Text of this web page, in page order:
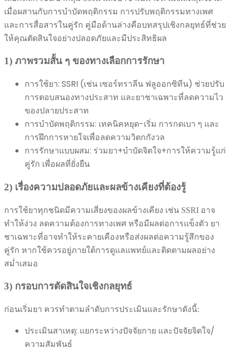
เมื่อผสานกับการบำบัดพฤติกรรม การปรับพฤติกรรมทางเพศ
และการสื่อสารในคู่รัก คู่มือด้านล่างคือบทสรุปเชิงกลยุทธ์ที่ช่วย
ให้คุณตัดสินใจอย่างปลอดภัยและมีประสิทธิผล
1) ภาพรวมสั้น ๆ ของทางเลือกการรักษา
การใช้ยา: SSRI (เช่น เซอร์ทราลีน ฟลูออกซิทีน) ช่วยปรับ
การตอบสนองทางประสาท และยาชาเฉพาะที่ลดความไว
ของปลายประสาท
การบำบัดพฤติกรรม: เทคนิคหยุด-เริ่ม การกดเบา ๆ และ
การฝึกการหายใจเพื่อลดความวิตกกังวล
การรักษาแบบผสม: ร่วมยา+บำบัดจิตใจ+การให้ความรู้แก่
คู่รัก เพื่อผลที่ยั่งยืน
2) เรื่องความปลอดภัยและผลข้างเคียงที่ต้องรู้
การใช้ยาทุกชนิดมีความเสี่ยงของผลข้างเคียง เช่น SSRI อาจ
ทำให้ง่วง ลดความต้องการทางเพศ หรือมีผลต่อการแข็งตัว ยา
ชาเฉพาะที่อาจทำให้ระคายเคืองหรือส่งผลต่อความรู้สึกของ
คู่รัก หากใช้ควรอยู่ภายใต้การดูแลแพทย์และติดตามผลอย่าง
สม่ำเสมอ
3) กรอบการตัดสินใจเชิงกลยุทธ์
ก่อนเริ่มยา ควรทำตามลำดับการประเมินและรักษาดังนี้:
ประเมินสาเหตุ: แยกระหว่างปัจจัยกาย และปัจจัยจิตใจ/
ความสัมพันธ์